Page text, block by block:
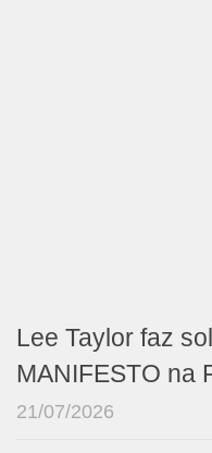
Lee Taylor faz
MANIFESTO na
21/07/2026